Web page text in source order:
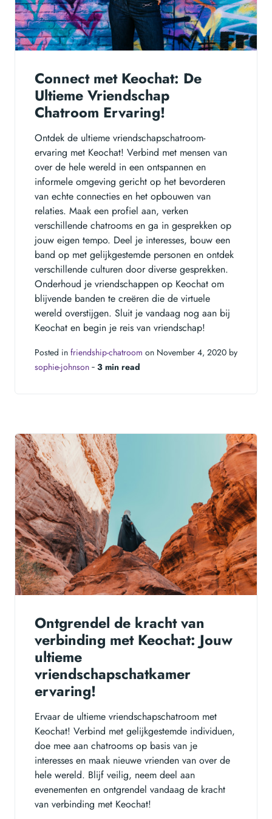
Connect met Keochat: De
Ultieme Vriendschap
Chatroom Ervaring!
Ontdek de ultieme vriendschapschatroom-
ervaring met Keochat! Verbind met mensen van
over de hele wereld in een ontspannen en
informele omgeving gericht op het bevorderen
van echte connecties en het opbouwen van
relaties. Maak een profiel aan, verken
verschillende chatrooms en ga in gesprekken op
jouw eigen tempo. Deel je interesses, bouw een
band op met gelijkgestemde personen en ontdek
verschillende culturen door diverse gesprekken.
Onderhoud je vriendschappen op Keochat om
blijvende banden te creëren die de virtuele
wereld overstijgen. Sluit je vandaag nog aan bij
Keochat en begin je reis van vriendschap!
Posted in friendship-chatroom on November 4, 2020 by
sophie-johnson ‐ 3 min read
Ontgrendel de kracht van
verbinding met Keochat: Jouw
ultieme
vriendschapschatkamer
ervaring!
Ervaar de ultieme vriendschapschatroom met
Keochat! Verbind met gelijkgestemde individuen,
doe mee aan chatrooms op basis van je
interesses en maak nieuwe vrienden van over de
hele wereld. Blijf veilig, neem deel aan
evenementen en ontgrendel vandaag de kracht
van verbinding met Keochat!